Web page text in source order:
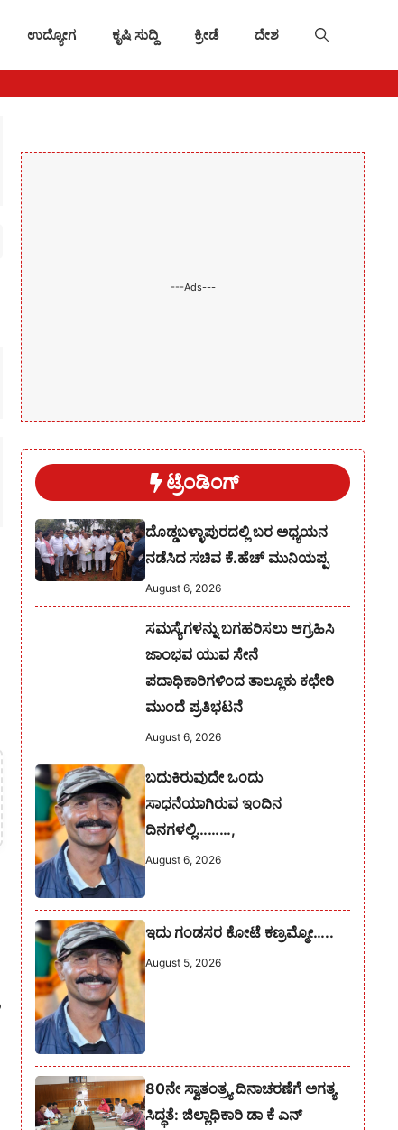
ಉದ್ಯೋಗ ಕೃಷಿ ಸುದ್ದಿ ಕ್ರೀಡೆ ದೇಶ
---Ads---
ಟ್ರೆಂಡಿಂಗ್
ದೊಡ್ಡಬಳ್ಳಾಪುರದಲ್ಲಿ ಬರ ಅಧ್ಯಯನ
ನಡೆಸಿದ ಸಚಿವ ಕೆ.ಹೆಚ್ ಮುನಿಯಪ್ಪ
August 6, 2026
ಸಮಸ್ಯೆಗಳನ್ನು ಬಗಹರಿಸಲು ಆಗ್ರಹಿಸಿ
ಜಾಂಭವ ಯುವ ಸೇನೆ
ಪದಾಧಿಕಾರಿಗಳಿಂದ ತಾಲ್ಲೂಕು ಕಛೇರಿ
ಮುಂದೆ ಪ್ರತಿಭಟನೆ
August 6, 2026
ಬದುಕಿರುವುದೇ ಒಂದು
ಸಾಧನೆಯಾಗಿರುವ ಇಂದಿನ
ದಿನಗಳಲ್ಲಿ………,
August 6, 2026
ಇದು ಗಂಡಸರ ಕೋಟೆ ಕಣ್ರಮ್ಮೋ…..
August 5, 2026
80ನೇ ಸ್ವಾತಂತ್ರ್ಯ ದಿನಾಚರಣೆಗೆ ಅಗತ್ಯ
ಸಿದ್ಧತೆ: ಜಿಲ್ಲಾಧಿಕಾರಿ ಡಾ ಕೆ ಎನ್